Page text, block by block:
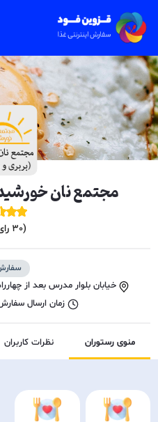
مجتمع نان
(
30
خیابان بلوار مدرس بعد از
زمان ارسال
منوی رستوران نظرات کاربران